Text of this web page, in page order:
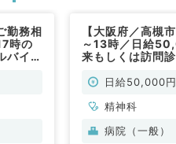
勤務相
時の
バイト
【大阪府／高槻
～13時／日給
来もしくは訪問
日給50,000円
精神科
病院（一般）